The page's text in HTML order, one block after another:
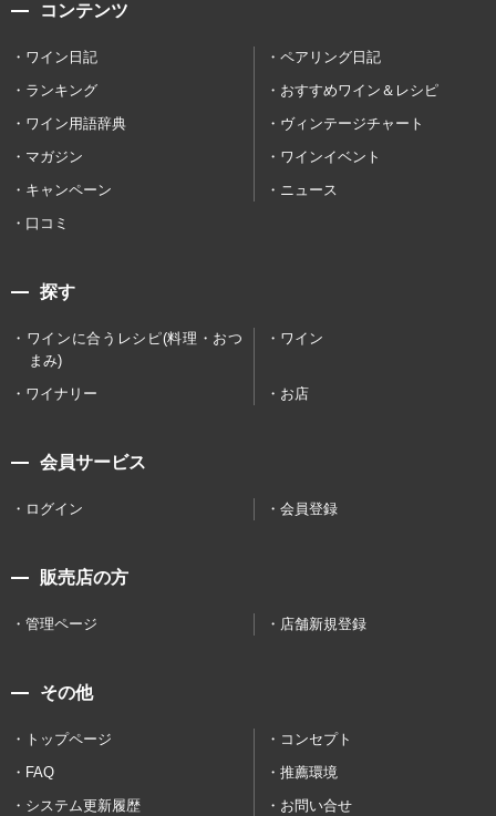
コンテンツ
ワイン日記
ペアリング日記
ランキング
おすすめワイン＆レシピ
ワイン用語辞典
ヴィンテージチャート
マガジン
ワインイベント
キャンペーン
ニュース
口コミ
探す
ワインに合うレシピ(料理・おつ
まみ)
ワイン
ワイナリー お店
会員サービス
ログイン 会員登録
販売店の方
管理ページ 店舗新規登録
その他
トップページ
コンセプト
FAQ
推薦環境
システム更新履歴
お問い合せ